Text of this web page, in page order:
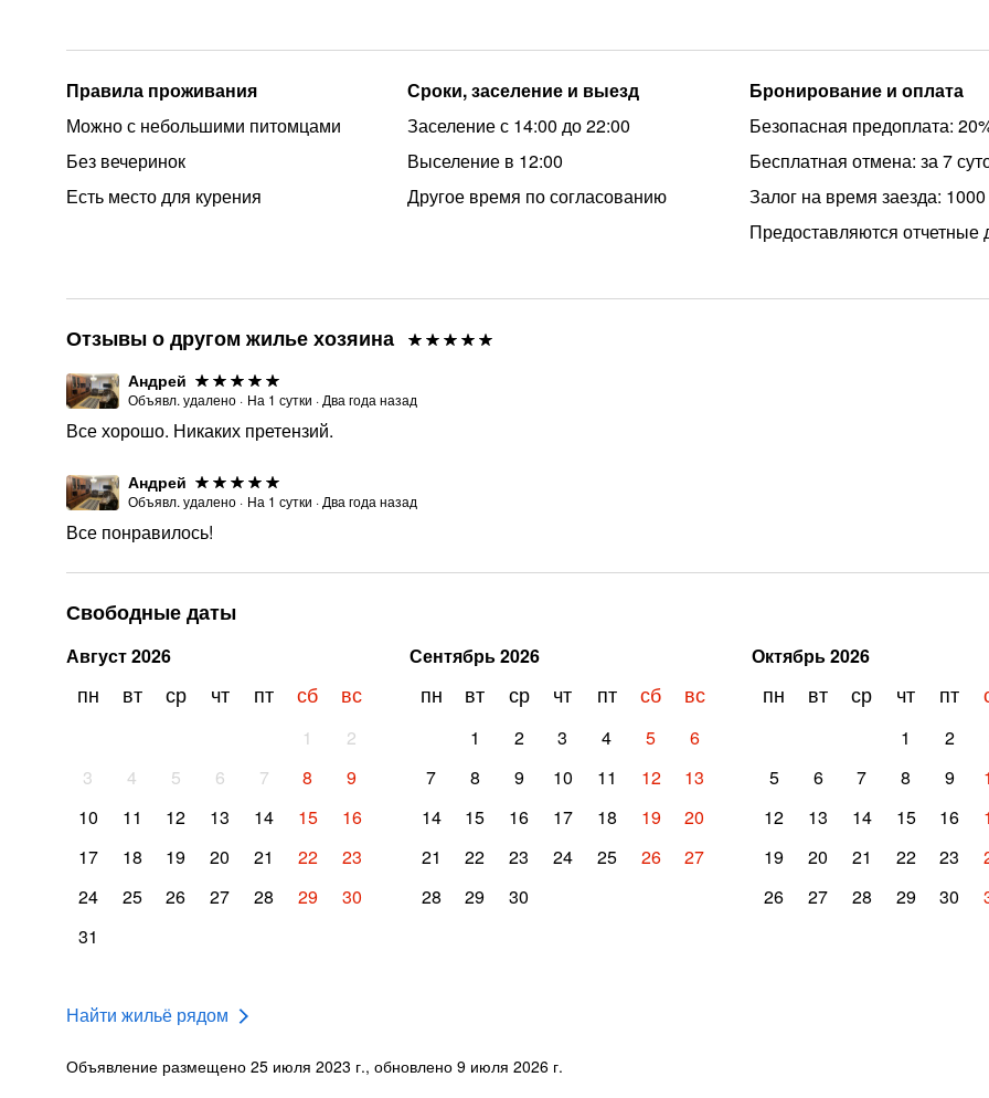
Правила проживания
Можно с небольшими питомцами
Без вечеринок
Есть место для курения
Сроки, заселение и выезд
Заселение с 14:00 до 22:00
Выселение в 12:00
Другое время по согласованию
Бронирование и оплата
Безопасная предоплата:
Бесплатная отмена: за 7
Залог на время заезда:
Предоставляются отчетные
Свободные даты
Август2026
пн вт ср чт пт сб вс
1
2
3
4 5 6 7 8
9
10
11 12 13 14 15
16
17
18 19 20 21 22
23
24
25 26 27 28 29
30
31
Сентябрь2026
пн вт ср чт пт сб вс
1 2 3 4 5
6
7
8 9 10 11 12
13
14
15 16 17 18 19
20
21
22 23 24 25 26
27
28
29 30
Октябрь2026
пн вт ср чт пт
1 2
5
6 7 8 9
12
13 14 15 16
19
20 21 22 23
26
27 28 29 30
Отзывы о другом жилье хозяина
Андрей
Объявл. удалено · На 1 сутки · Два года назад
Все хорошо. Никаких претензий.
Андрей
Объявл. удалено · На 1 сутки · Два года назад
Все понравилось!
Найти жильё рядом
Объявление размещено 25 июля 2023 г., обновлено 9 июля 2026 г.